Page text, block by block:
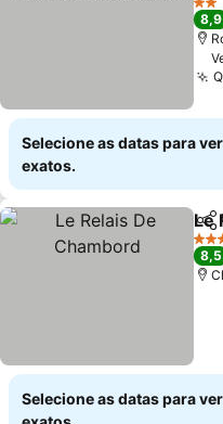
2
8,9
Selecione as datas para
exatos.
Le
4
8,5
Selecione as datas para